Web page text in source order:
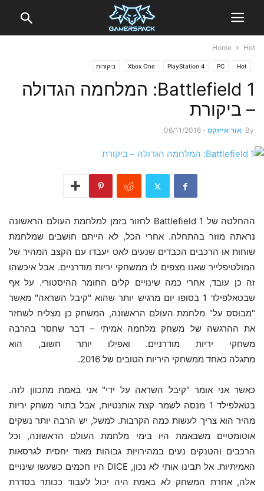
Home Hot
Hot
PC
PlayStation 4
Xbox One ביקורות
Battlefield 1: המלחמה הגדולה
– ביקורת
By אור אייזקס -
06/11/2016
ההחלטה של Battlefield 1 לחזור בזמן למלחמת העולם הראשונה
נראתה מוזר בהתחלה. אחרי הכל, לא הייתם חושבים שמלחמת
שוחות או הרכבים הכבדים שנעים לאט יעבדו עם הקצב המהיר של
המולטיפלייר שאנו מצפים לו ממשחקי יריות מודרניים. אבל איכשהו
זה כן עובד, אחרי כמה שינויים קלים החומר ההיסטורי. על אף
שבטאלפילד 1 בסופו יום מרגיש יותר שהוא "קיבל השראה" מאשר
"מבוסס על" מלחמת העולם הראשונה, המשחק כן מצליח לשחזר
את ההרגשה של משחק מלחמה אמיתי – דבר שחסר בהרבה
משחקי יריות מודרניים. ואפילו יותר חשוב, הוא
מתגלה כאחד ממשחקי היריות הטובים של 2016.
כאשר אני אומר "קיבל השראה על ידי" אני באמת מתכוון לזה.
בטאלפילד 1 מנסה לשמר קצת אותנטיות, אבל בתור משחק יריות
מהיר הוא צריך לעשות כמה הקרבות. למשל, יש הרבה יותר נשקים
אוטומטיים משבאמת היו בימי מלחמת העולם הראשונה, וכל
הרכבים והטנקים נעים במהירויות גבוהות מאוד יחסית לגרסאות
האמיתיות. אל תבינו אותי לא נכון, DICE היו חכמים כשעשו שינויים
אלה, אחרת המשחק לא באמת היה יכול לעבוד ככותר בסדרת